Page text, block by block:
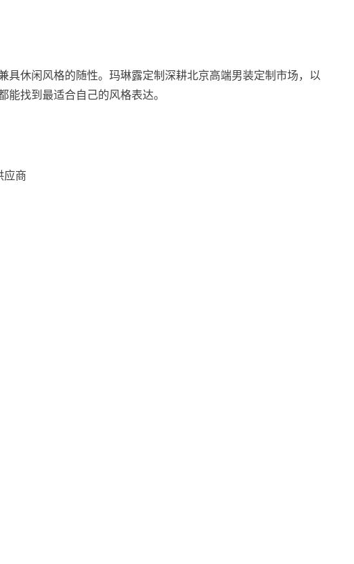
休闲风格的随性。玛琳露定制深耕北京高端男装定制市场，以
找到最适合自己的风格表达。
应商